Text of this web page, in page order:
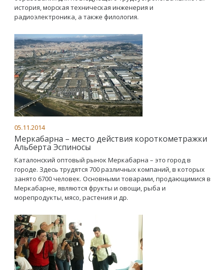
история, морская техническая инженерия и
радиоэлектроника, а также филология.
05.11.2014
Mеркабарна – место действия короткометражки
Альберта Эспиносы
Каталонский оптовый рынок Meркабарна – это город в
городе. Здесь трудятся 700 различных компаний, в которых
занято 6700 человек. Основными товарами, продающимися в
Меркабарне, являются фрукты и овощи, рыба и
морепродукты, мясо, растения и др.